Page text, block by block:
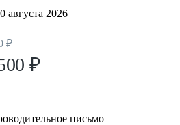
августа 2026
₽
₽
письмо